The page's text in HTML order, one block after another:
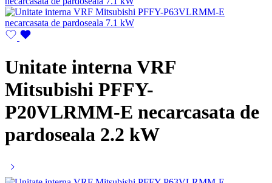
Unitate interna VRF
Mitsubishi PFFY-
P20VLRMM-E necarcasata de
pardoseala 2.2 kW